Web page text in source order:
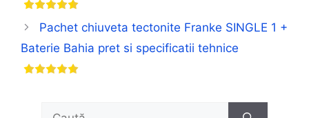
Pachet chiuveta tectonite Franke SINGLE 1 +
Baterie Bahia pret si specificatii tehnice